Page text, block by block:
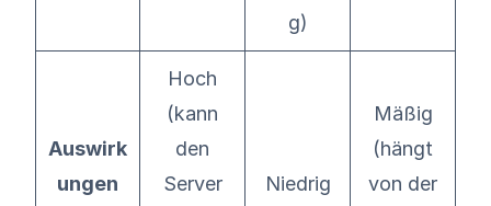
g)
Auswirk
ungen
Hoch
(kann
den
Server
Niedrig
Mäßig
(hängt
von der